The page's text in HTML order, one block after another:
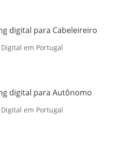
digital para Cabeleireiro
em Portugal
digital para Autônomo
em Portugal